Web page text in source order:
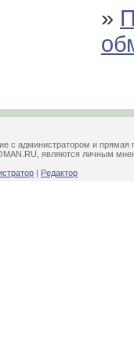
»
с администратором и прямая
являются личным
| Редактор